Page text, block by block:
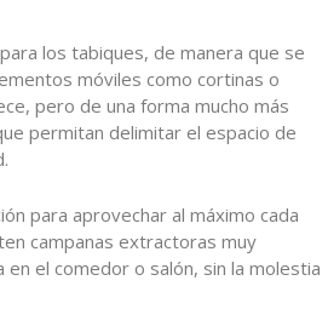
los tabiques, de manera que se
móviles como cortinas o
pero de una forma mucho más
permitan delimitar el espacio de
para aprovechar al máximo cada
campanas extractoras muy
el comedor o salón, sin la molestia